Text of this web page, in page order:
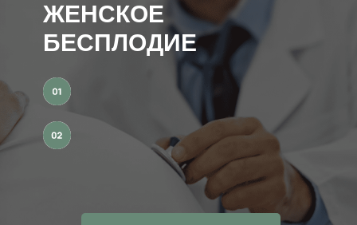
ЖЕНСКОЕ
БЕСПЛОДИЕ